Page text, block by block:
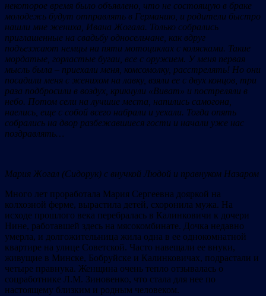
некоторое время было объявлено, что не состоящую в браке
молодежь будут отправлять в Германию, и родители быстро
нашли мне жениха, Ивана Жогала. Только собрались
приглашенные на свадьбу односельчане, как вдруг
подъезжают немцы на пяти мотоциклах с колясками. Такие
мордатые, горластые бугаи, все с оружием. У меня первая
мысль была – приехали меня, комсомолку, расстрелять! Но они
посадили меня с женихом на лавку, взяли ее с двух концов, три
раза подбросили в воздух, крикнули «Виват» и постреляли в
небо. Потом сели на лучшие места, напились самогона,
наелись, еще с собой всего набрали и уехали. Тогда опять
собрались на двор разбежавшиеся гости и начали уже нас
поздравлять…
Мария Жогал (Сидорук) с внучкой Людой и правнуком Назаром
Много лет проработала Мария Сергеевна дояркой на
колхозной ферме, вырастила детей, схоронила мужа. На
исходе прошлого века перебралась в Калинковичи к дочери
Нине, работавшей здесь на мясокомбинате. Дочка недавно
умерла, и долгожительница жила одна в ее однокомнатной
квартире на улице Советской. Часто навещали ее внуки,
живущие в Минске, Бобруйске и Калинковичах, подрастали и
четыре правнука. Женщина очень тепло отзывалась о
соцработнике Л.М. Зиновенко, что стала для нее по
настоящему близким и родным человеком.